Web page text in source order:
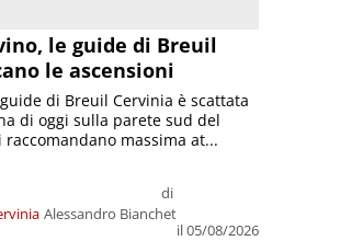
le guide di Breuil
le ascensioni
di
Alessandro Bianchet
il 05/08/2026
di Breuil Cervinia è scattata
di oggi sulla parete sud del
massima at...